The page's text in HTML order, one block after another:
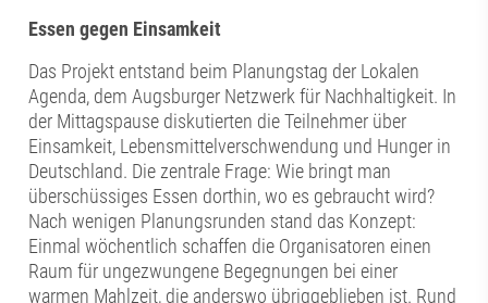
Essen gegen Einsamkeit
Das Projekt entstand beim Planungstag der Lokalen
Agenda, dem Augsburger Netzwerk für Nachhaltigkeit. In
der Mittagspause diskutierten die Teilnehmer über
Einsamkeit, Lebensmittelverschwendung und Hunger in
Deutschland. Die zentrale Frage: Wie bringt man
überschüssiges Essen dorthin, wo es gebraucht wird?
Nach wenigen Planungsrunden stand das Konzept:
Einmal wöchentlich schaffen die Organisatoren einen
Raum für ungezwungene Begegnungen bei einer
warmen Mahlzeit, die anderswo übriggeblieben ist. Rund